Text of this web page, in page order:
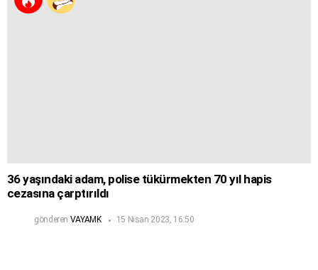
36 yaşındaki adam, polise tükürmekten 70 yıl hapis
cezasına çarptırıldı
gönderen VAYAMK 15 Nisan 2023, 16:50